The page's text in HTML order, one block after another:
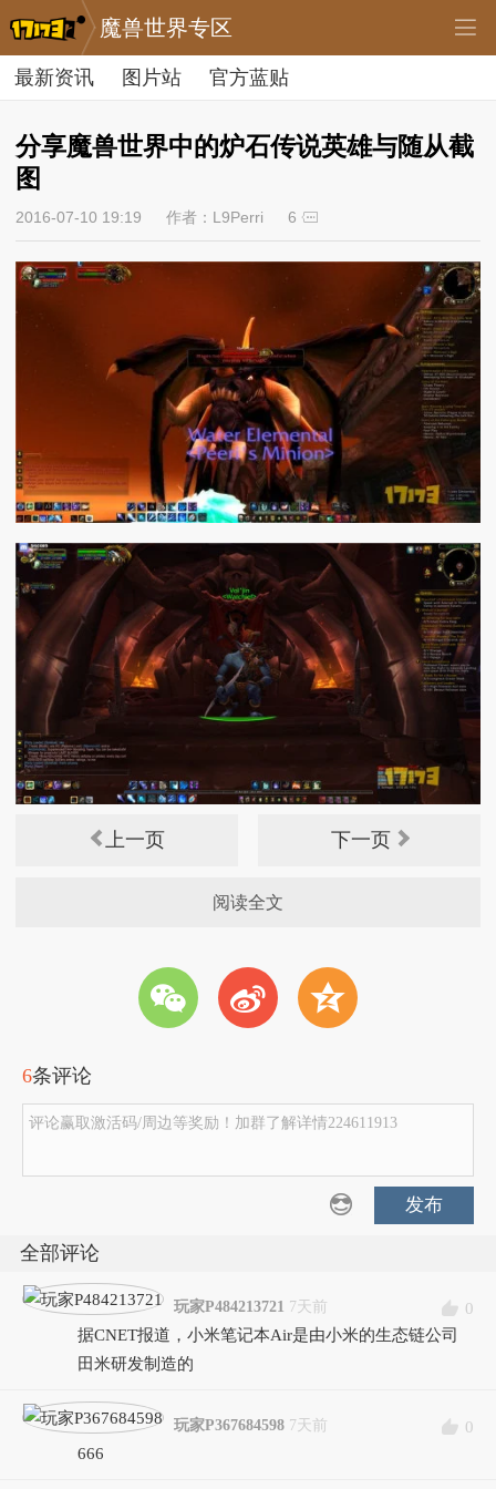
魔兽世界专区
最新资讯 图片站 官方蓝贴
分享魔兽世界中的炉石传说英雄与随从截
图
2016-07-10 19:19 作者：L9Perri 6
上一页 下一页
阅读全文
w t z
6条评论
评论赢取激活码/周边等奖励！加群了解详情224611913
发布
全部评论
玩家P484213721 7天前
0
据CNET报道，小米笔记本Air是由小米的生态链公司
田米研发制造的
玩家P367684598 7天前
0
666